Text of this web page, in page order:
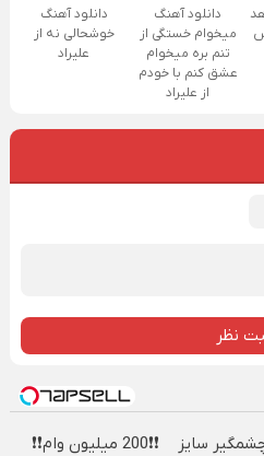
دانلود آهنگ
میخوام خستگی از
تنم بره میخوام
عشق کنم با خودم
از علیراد
دانلود آهنگ
خوشحالی نه از
علیراد
نظر
سایز
❗❗200 میلیون وام❗❗